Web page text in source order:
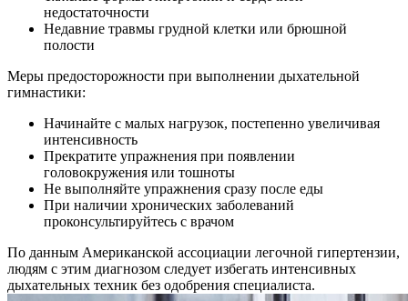
недостаточности
Недавние травмы грудной клетки или брюшной
полости
Меры предосторожности при выполнении дыхательной
гимнастики:
Начинайте с малых нагрузок, постепенно увеличивая
интенсивность
Прекратите упражнения при появлении
головокружения или тошноты
Не выполняйте упражнения сразу после еды
При наличии хронических заболеваний
проконсультируйтесь с врачом
По данным Американской ассоциации легочной гипертензии,
людям с этим диагнозом следует избегать интенсивных
дыхательных техник без одобрения специалиста.